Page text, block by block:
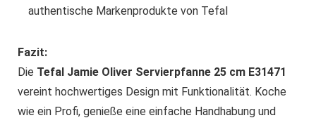
authentische Markenprodukte von Tefal
Fazit:
Die Tefal Jamie Oliver Servierpfanne 25 cm E31471
vereint hochwertiges Design mit Funktionalität. Koche
wie ein Profi, genieße eine einfache Handhabung und